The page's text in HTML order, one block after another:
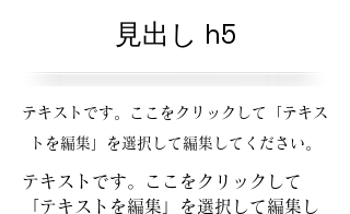
見出し h5
テキストです。ここをクリックして「テキス
トを編集」を選択して編集してください。
テキストです。ここをクリックして
「テキストを編集」を選択して編集し